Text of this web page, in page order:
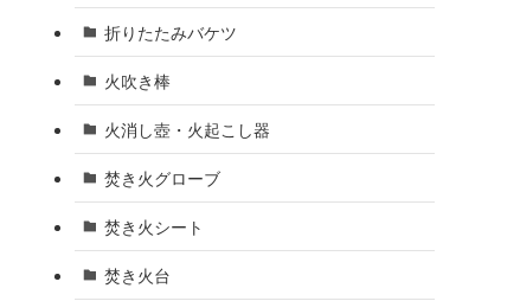
折りたたみバケツ
火吹き棒
火消し壺・火起こし器
焚き火グローブ
焚き火シート
焚き火台